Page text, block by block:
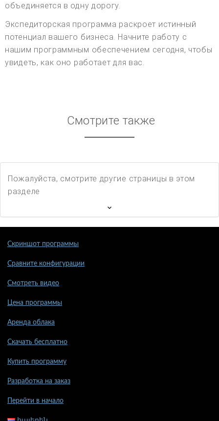
объединяется в одну дорогу.
Экспедиторская программа раскроет истинный
потенциал вашего бизнеса. Начните работу с
нашим программным обеспечением сегодня, чтобы
увидеть, как оно работает для вас.
Смотрите также
Пожалуйста, смотрите другие страницы в этом
разделе
Скриншот программы
Сравните конфигурации
Смотреть видео
Цена программы
Аренда облака
Скачать бесплатно
Купить программу
Разработка на заказ
Перейти в начало